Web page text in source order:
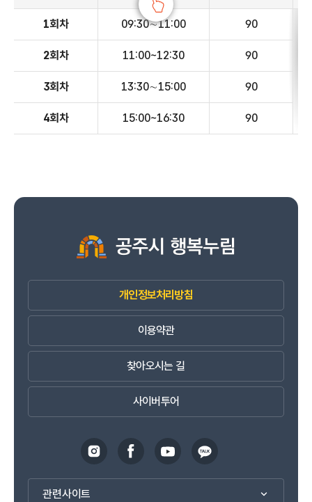
1회차 09:30∼11:00 90
2회차 11:00~12:30 90
3회차 13:30∼15:00 90
4회차 15:00~16:30 90
개인정보처리방침
이용약관
찾아오시는 길
사이버투어
관련사이트